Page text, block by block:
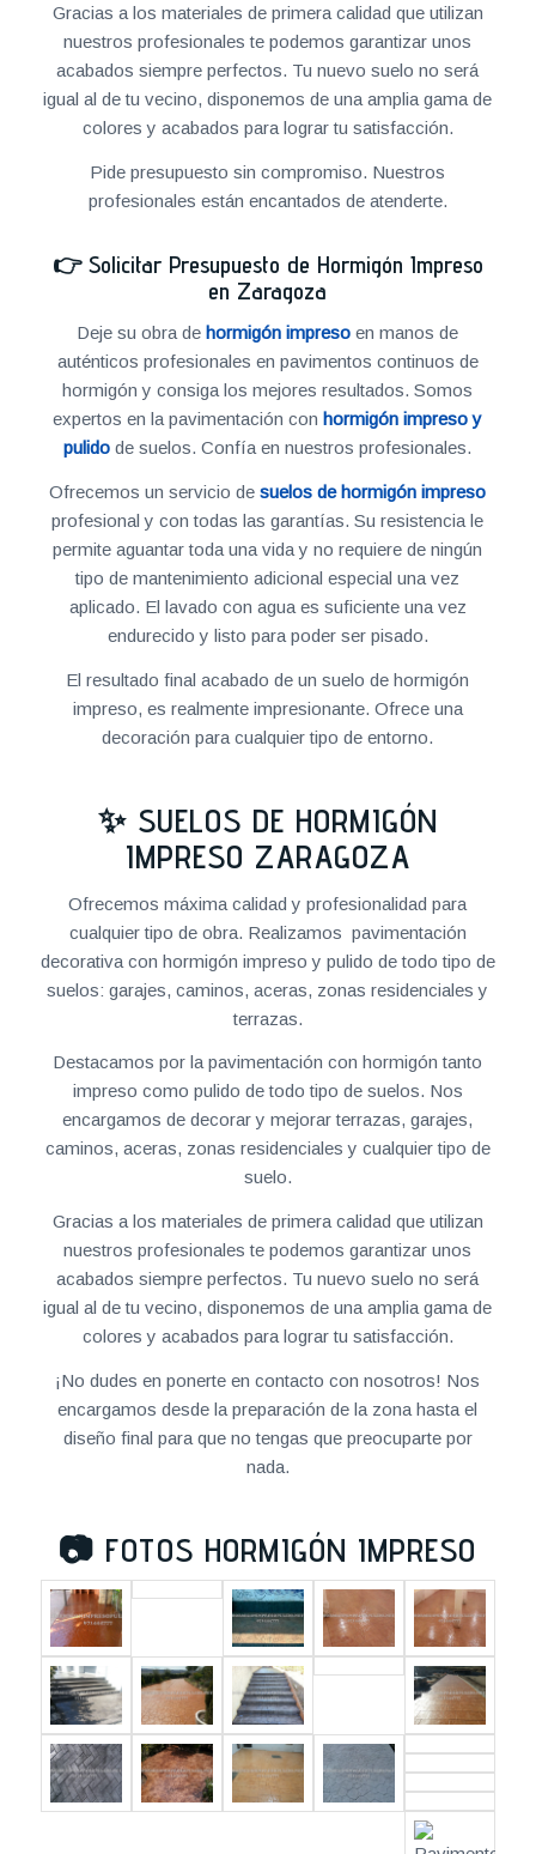
Gracias a los materiales de primera calidad que utilizan
nuestros profesionales te podemos garantizar unos
acabados siempre perfectos. Tu nuevo suelo no será
igual al de tu vecino, disponemos de una amplia gama de
colores y acabados para lograr tu satisfacción.
Pide presupuesto sin compromiso. Nuestros
profesionales están encantados de atenderte.
👉 Solicitar Presupuesto de Hormigón Impreso
en Zaragoza
Deje su obra dehormigón impreso en manos de
auténticos profesionales en pavimentos continuos de
hormigón y consiga los mejores resultados. Somos
expertos en la pavimentación conhormigón impreso y
pulido de suelos. Confía en nuestros profesionales.
Ofrecemos un servicio desuelos de hormigón impreso
profesional y con todas las garantías. Su resistencia le
permite aguantar toda una vida y no requiere de ningún
tipo de mantenimiento adicional especial una vez
aplicado. El lavado con agua es suficiente una vez
endurecido y listo para poder ser pisado.
El resultado final acabado de un suelo de hormigón
impreso, es realmente impresionante. Ofrece una
decoración para cualquier tipo de entorno.
✨ SUELOS DE HORMIGÓN
IMPRESO ZARAGOZA
Ofrecemos máxima calidad y profesionalidad para
cualquier tipo de obra. Realizamos pavimentación
decorativa con hormigón impreso y pulido de todo tipo de
suelos: garajes, caminos, aceras, zonas residenciales y
terrazas.
Destacamos por la pavimentación con hormigón tanto
impreso como pulido de todo tipo de suelos. Nos
encargamos de decorar y mejorar terrazas, garajes,
caminos, aceras, zonas residenciales y cualquier tipo de
suelo.
Gracias a los materiales de primera calidad que utilizan
nuestros profesionales te podemos garantizar unos
acabados siempre perfectos. Tu nuevo suelo no será
igual al de tu vecino, disponemos de una amplia gama de
colores y acabados para lograr tu satisfacción.
¡No dudes en ponerte en contacto con nosotros! Nos
encargamos desde la preparación de la zona hasta el
diseño final para que no tengas que preocuparte por
nada.
📷 FOTOS HORMIGÓN IMPRESO